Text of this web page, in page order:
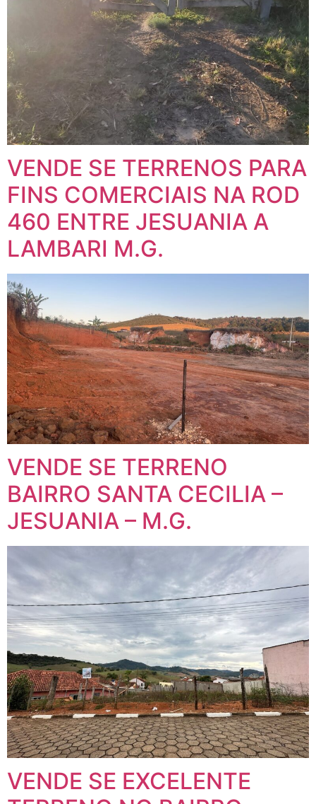
VENDE SE TERRENOS PARA
FINS COMERCIAIS NA ROD
460 ENTRE JESUANIA A
LAMBARI M.G.
VENDE SE TERRENO
BAIRRO SANTA CECILIA –
JESUANIA – M.G.
VENDE SE EXCELENTE